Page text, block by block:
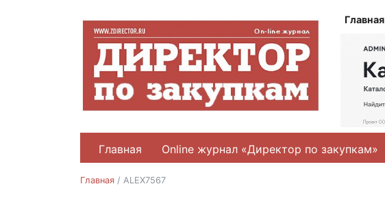
Главная
Главная Online журнал «Директор по закупкам»
Главная / ALEX7567